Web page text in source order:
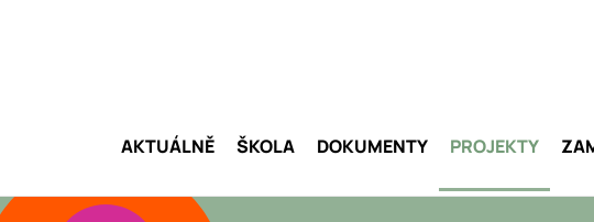
AKTUÁLNĚ ŠKOLA DOKUMENTY PROJEKTY